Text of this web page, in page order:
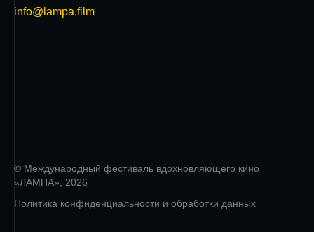
info@lampa.film
© Международный фестиваль вдохновляющего кино
«ЛАМПА», 2026
Политика конфиденциальности и обработки данных